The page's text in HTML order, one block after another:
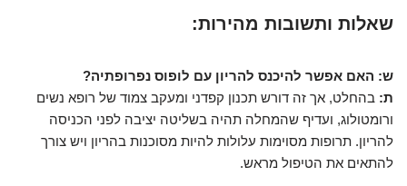
שאלות ותשובות מהירות:
ש: האם אפשר להיכנס להריון עם לופוס נפרופתיה?
ת: בהחלט, אך זה דורש תכנון קפדני ומעקב צמוד של רופא נשים
ורומטולוג, ועדיף שהמחלה תהיה בשליטה יציבה לפני הכניסה
להריון. תרופות מסוימות עלולות להיות מסוכנות בהריון ויש צורך
להתאים את הטיפול מראש.